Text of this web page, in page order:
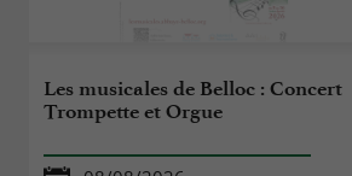
Les musicales de Belloc : Concert
Trompette et Orgue